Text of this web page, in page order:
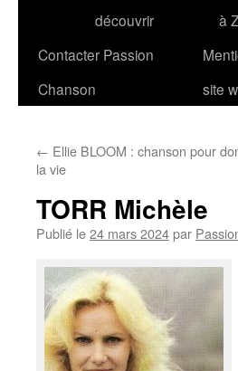
découvrir
à Z
Contacter Passion
Chanson
site
← Ellie BLOOM : chanson pour
la vie
TORR Michèle
Publié le24 mars 2024par